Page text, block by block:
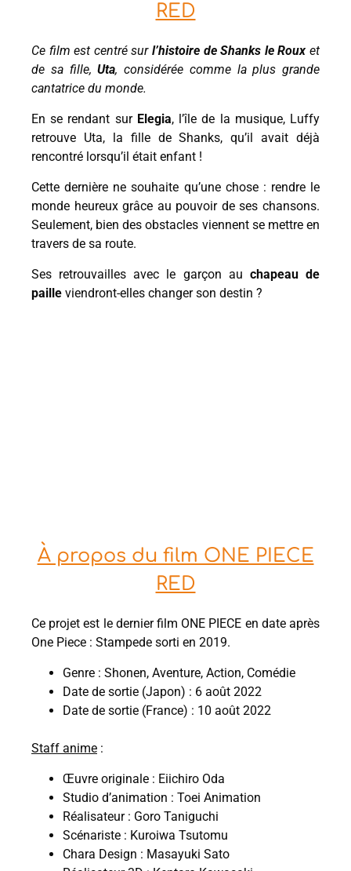
RED
Ce film est centré sur l’histoire de Shanks le Roux et
de sa fille,Uta, considérée comme la plus grande
cantatrice du monde.
En se rendant sur Elegia, l’île de la musique, Luffy
retrouve Uta, la fille de Shanks, qu’il avait déjà
rencontré lorsqu’il était enfant !
Cette dernière ne souhaite qu’une chose : rendre le
monde heureux grâce au pouvoir de ses chansons.
Seulement, bien des obstacles viennent se mettre en
travers de sa route.
Ses retrouvailles avec le garçon au chapeau de
paille viendront-elles changer son destin ?
À propos du film ONE PIECE
RED
Ce projet est le dernier film ONE PIECE en date après
One Piece : Stampede sorti en 2019.
Genre : Shonen, Aventure, Action, Comédie
Date de sortie (Japon) : 6 août 2022
Date de sortie (France) : 10 août 2022
Staff anime :
Œuvre originale : Eiichiro Oda
Studio d’animation : Toei Animation
Réalisateur : Goro Taniguchi
Scénariste : Kuroiwa Tsutomu
Chara Design : Masayuki Sato